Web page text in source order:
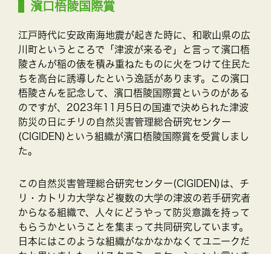
濱口梧陵国際賞
江戸時代に安政南海地震が起きた時に、和歌山県の広
川町というところで「津波が来るぞ」と言って濱口梧
陵さんが稲の俵を積み重ねたものに火をつけて住民た
ちを高台に誘導したという逸話があります。この濱口
梧陵さんを記念して、濱口梧陵国際賞というのがある
のですが、2023年11月5日の国連で決められた津波
防災の日にチリの自然災害管理総合研究センター
(CIGIDEN)という組織が濱口梧陵国際賞を受賞しまし
た。
この自然災害管理総合研究センター(CIGIDEN)は、チ
リ・カトリカ大学など複数の大学の津波の若手研究者
からなる組織で、人々にどうやって防災意識を持って
もらうかということを集まって共同研究しています。
日本にはこのような組織がなかなかなくてユニークだ